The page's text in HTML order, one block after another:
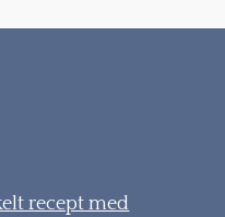
recept med